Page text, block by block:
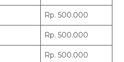
Rp. 500.000
Rp. 500.000
Rp. 500.000